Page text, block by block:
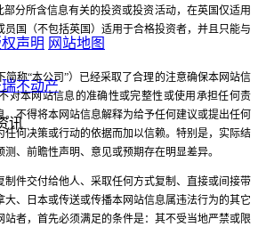
部分所含信息有关的投资或投资活动，在英国仅适用
国（不包括英国）适用于合格投资者，并且只能与
简称“本公司”）已经采取了合理的注意确保本网站信
对本网站信息的准确性或完整性或使用承担任何责
不得将本网站信息解释为给予任何建议或提出任何
任何决策或行动的依据而加以信赖。特别是，实际结
、前瞻性声明、意见或预期存在明显差异。
件交付给他人、采取任何方式复制、直接或间接带
、日本或传送或传播本网站信息属违法行为的其它
站者，首先必须满足的条件是：其不受当地严禁或限
声明 网站地图
不动产
讯